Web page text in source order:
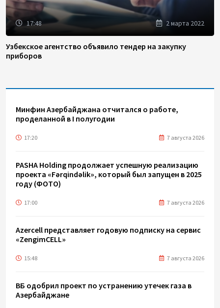
17:48 2 марта 2022
Узбекское агентство объявило тендер на закупку
приборов
Минфин Азербайджана отчитался о работе,
проделанной в I полугодии
17:20 7 августа 2026
PASHA Holding продолжает успешную реализацию
проекта «Fərqindəlik», который был запущен в 2025
году (ФОТО)
17:00 7 августа 2026
Azercell представляет годовую подписку на сервис
«ZengimCELL»
15:48 7 августа 2026
ВБ одобрил проект по устранению утечек газа в
Азербайджане